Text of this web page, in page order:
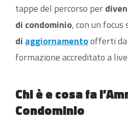
tappe del percorso per
di condominio, con un focus
di aggiornamentoofferti da
formazione accreditato a
Chi è e cosa fa
Condominio